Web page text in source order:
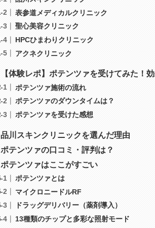
表参道メディカルクリニック
聖心美容クリニック
HPCひまわりクリニック
アクネクリニック
【体験レポ】ポテンツァを受けてみた！
ポテンツァ施術の流れ
ポテンツァのダウンタイムは？
ポテンツァを受けた感想
品川スキンクリニックを選んだ理由
ポテンツァの口コミ・評判は？
ポテンツァはここがすごい
ポテンツァとは
マイクロニードルRF
ドラッグデリバリー（薬剤導入）
13種類のチップと多彩な照射モード